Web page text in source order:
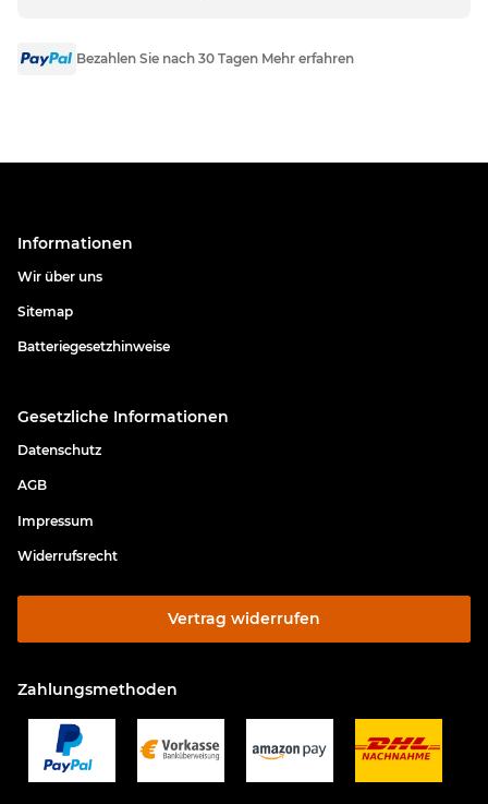
Bezahlen Sie nach 30 Tagen Mehr erfahren
Informationen
Wir über uns
Sitemap
Batteriegesetzhinweise
Gesetzliche Informationen
Datenschutz
AGB
Impressum
Widerrufsrecht
Vertrag widerrufen
Zahlungsmethoden